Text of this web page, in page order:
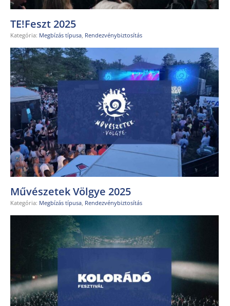
TE!Feszt 2025
Kategória: Megbízás típusa Rendezvénybiztosítás
Művészetek Völgye 2025
Kategória: Megbízás típusa Rendezvénybiztosítás